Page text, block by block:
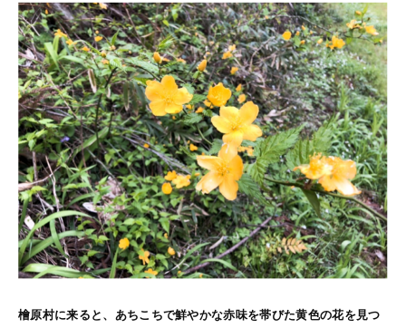
檜原村に来ると、あちこちで鮮やかな赤味を帯びた黄色の花を見つ